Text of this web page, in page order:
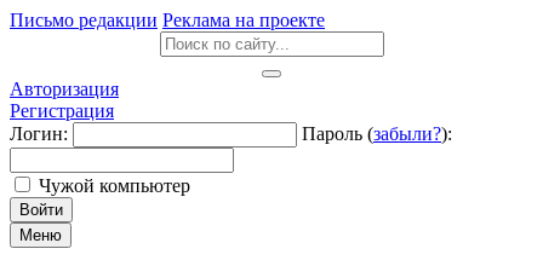
Письмо редакции Реклама на проекте
Авторизация
Регистрация
Логин:
Пароль (забыли?):
Чужой компьютер
Войти
Меню